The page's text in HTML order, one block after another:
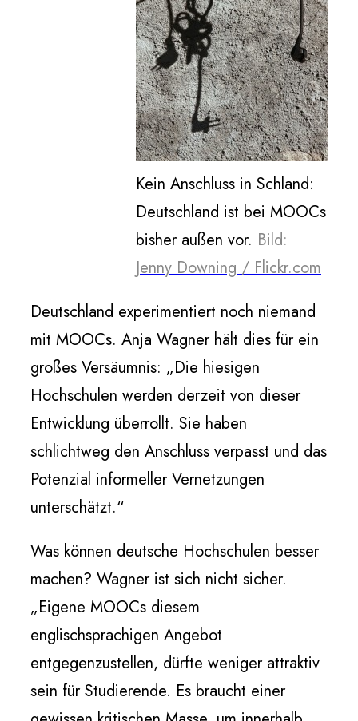
Kein Anschluss in Schland:
Deutschland ist bei MOOCs
bisher außen vor. Bild:
Jenny Downing / Flickr.com
Deutschland experimentiert noch niemand
mit MOOCs. Anja Wagner hält dies für ein
großes Versäumnis: „Die hiesigen
Hochschulen werden derzeit von dieser
Entwicklung überrollt. Sie haben
schlichtweg den Anschluss verpasst und das
Potenzial informeller Vernetzungen
unterschätzt.“
Was können deutsche Hochschulen besser
machen? Wagner ist sich nicht sicher.
„Eigene MOOCs diesem
englischsprachigen Angebot
entgegenzustellen, dürfte weniger attraktiv
sein für Studierende. Es braucht einer